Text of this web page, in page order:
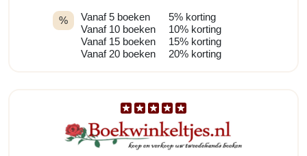
%
Vanaf 5 boeken
Vanaf 10 boeken
Vanaf 15 boeken
Vanaf 20 boeken
5% korting
10% korting
15% korting
20% korting